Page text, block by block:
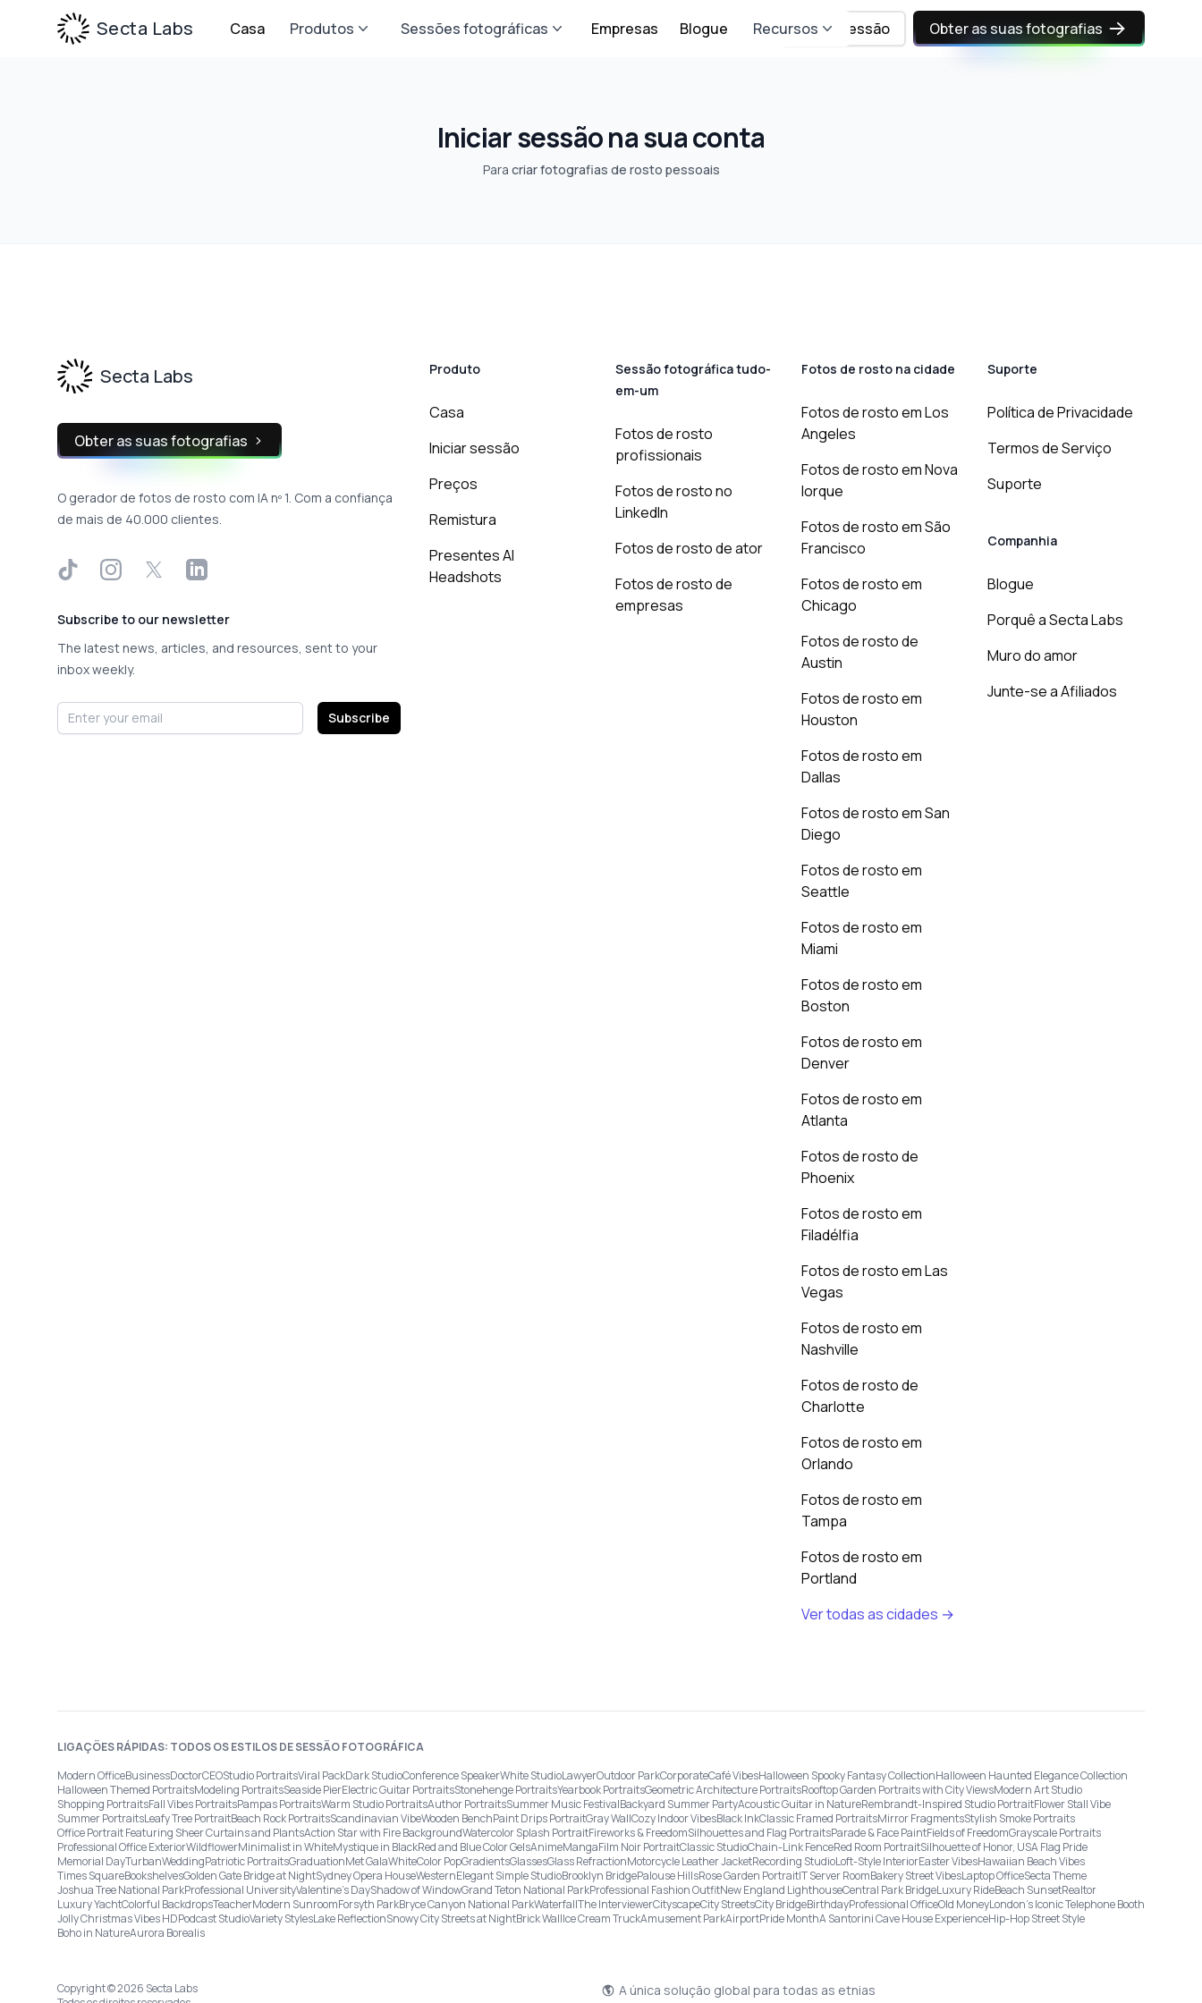
Secta Labs Casa Produtos Sessões fotográficas Empresas Blogue RecursosIniciar sessão Obter as suas fotografias
Iniciar sessão na sua conta
Para criar fotografias de rosto pessoais
Secta Labs
Obter as suas fotografias
O gerador de fotos de rosto com IA nº 1. Com a confiança
de mais de 40.000 clientes.
TikTokInstagram
X LinkedIn
Subscribe to our newsletter
The latest news, articles, and resources, sent to your
inbox weekly.
Email address Subscribe
Produto
Casa
Iniciar sessão
Preços
Remistura
Presentes AI
Headshots
Sessão fotográfica tudo-
em-um
Fotos de rosto
profissionais
Fotos de rosto no
LinkedIn
Fotos de rosto de ator
Fotos de rosto de
empresas
Fotos de rosto na cidade
Fotos de rosto em Los
Angeles
Fotos de rosto em Nova
Iorque
Fotos de rosto em São
Francisco
Fotos de rosto em
Chicago
Fotos de rosto de
Austin
Fotos de rosto em
Houston
Fotos de rosto em
Dallas
Fotos de rosto em San
Diego
Fotos de rosto em
Seattle
Fotos de rosto em
Miami
Fotos de rosto em
Boston
Fotos de rosto em
Denver
Fotos de rosto em
Atlanta
Fotos de rosto de
Phoenix
Fotos de rosto em
Filadélfia
Fotos de rosto em Las
Vegas
Fotos de rosto em
Nashville
Fotos de rosto de
Charlotte
Fotos de rosto em
Orlando
Fotos de rosto em
Tampa
Fotos de rosto em
Portland
Ver todas as cidades →
Suporte
Política de Privacidade
Termos de Serviço
Suporte
Companhia
Blogue
Porquê a Secta Labs
Muro do amor
Junte-se a Afiliados
LIGAÇÕES RÁPIDAS: TODOS OS ESTILOS DE SESSÃO FOTOGRÁFICA
Modern OfficeBusinessDoctorCEOStudio PortraitsViral PackDark StudioConference SpeakerWhite StudioLawyerOutdoor ParkCorporateCafé VibesHalloween Spooky Fantasy CollectionHalloween Haunted Elegance Collection
Halloween Themed PortraitsModeling PortraitsSeaside PierElectric Guitar PortraitsStonehenge PortraitsYearbook PortraitsGeometric Architecture PortraitsRooftop Garden Portraits with City ViewsModern Art Studio
Shopping PortraitsFall Vibes PortraitsPampas PortraitsWarm Studio PortraitsAuthor PortraitsSummer Music FestivalBackyard Summer PartyAcoustic Guitar in NatureRembrandt-Inspired Studio PortraitFlower Stall Vibe
Summer PortraitsLeafy Tree PortraitBeach Rock PortraitsScandinavian VibeWooden BenchPaint Drips PortraitGray WallCozy Indoor VibesBlack InkClassic Framed PortraitsMirror FragmentsStylish Smoke Portraits
Office Portrait Featuring Sheer Curtains and PlantsAction Star with Fire BackgroundWatercolor Splash PortraitFireworks & FreedomSilhouettes and Flag PortraitsParade & Face PaintFields of FreedomGrayscale Portraits
Professional Office ExteriorWildflowerMinimalist in WhiteMystique in BlackRed and Blue Color GelsAnimeMangaFilm Noir PortraitClassic StudioChain-Link FenceRed Room PortraitSilhouette of Honor, USA Flag Pride
Memorial DayTurbanWeddingPatriotic PortraitsGraduationMet GalaWhiteColor PopGradientsGlassesGlass RefractionMotorcycle Leather JacketRecording StudioLoft-Style InteriorEaster VibesHawaiian Beach Vibes
Times SquareBookshelvesGolden Gate Bridge at NightSydney Opera HouseWesternElegant Simple StudioBrooklyn BridgePalouse HillsRose Garden PortraitIT Server RoomBakery Street VibesLaptop OfficeSecta Theme
Joshua Tree National ParkProfessional UniversityValentine's DayShadow of WindowGrand Teton National ParkProfessional Fashion OutfitNew England LighthouseCentral Park BridgeLuxury RideBeach SunsetRealtor
Luxury YachtColorful BackdropsTeacherModern SunroomForsyth ParkBryce Canyon National ParkWaterfallThe InterviewerCityscapeCity StreetsCity BridgeBirthdayProfessional OfficeOld MoneyLondon’s Iconic Telephone Booth
Jolly Christmas Vibes HDPodcast StudioVariety StylesLake ReflectionSnowy City Streets at NightBrick WallIce Cream TruckAmusement ParkAirportPride MonthA Santorini Cave House ExperienceHip-Hop Street Style
Boho in NatureAurora Borealis
Copyright © 2026 Secta Labs
A única solução global para todas as etnias